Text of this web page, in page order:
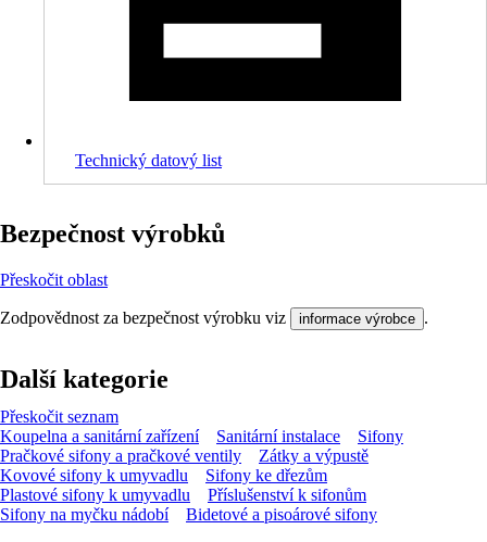
Technický datový list
Bezpečnost výrobků
Přeskočit oblast
Zodpovědnost za bezpečnost výrobku viz informace výrobce .
Další kategorie
Přeskočit seznam
Koupelna a sanitární zařízení
Sanitární instalace
Sifony
Pračkové sifony a pračkové ventily
Zátky a výpustě
Kovové sifony k umyvadlu
Sifony ke dřezům
Plastové sifony k umyvadlu
Příslušenství k sifonům
Sifony na myčku nádobí
Bidetové a pisoárové sifony